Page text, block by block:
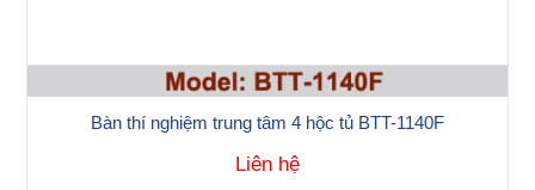
Bàn thí nghiệm trung tâm 4 hộc tủ BTT-1140F
Liên hệ